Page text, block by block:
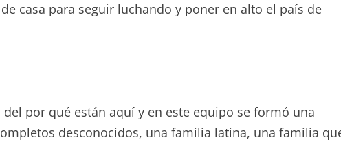
casa para seguir luchando y poner en alto el país de
por qué están aquí y en este equipo se formó una
desconocidos, una familia latina, una familia